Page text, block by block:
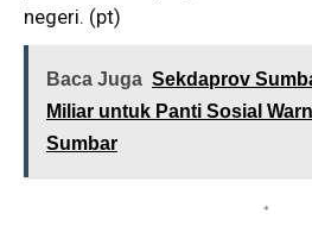
negeri. (pt)
Baca Juga Sekdaprov
Miliar untuk Panti Sosial
Sumbar
*